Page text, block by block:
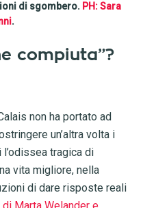
di sgombero. PH: Sara
.
compiuta”?
non ha portato ad
un’altra volta i
tragica di
vita migliore, nella
di dare risposte reali